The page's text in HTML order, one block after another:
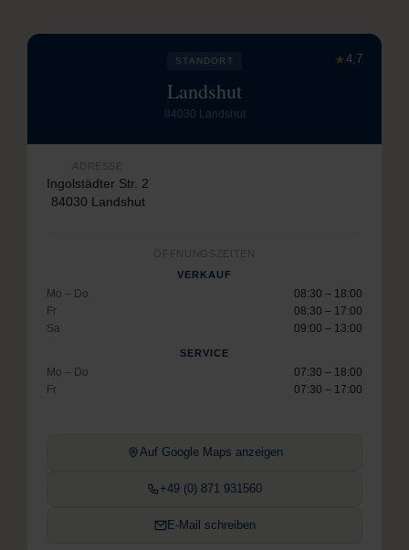
★4,7
STANDORT
Landshut
84030 Landshut
ADRESSE
Ingolstädter Str. 2
84030 Landshut
ÖFFNUNGSZEITEN
VERKAUF
Mo – Do
08:30 – 18:00
Fr
08:30 – 17:00
Sa
09:00 – 13:00
SERVICE
Mo – Do
07:30 – 18:00
Fr
07:30 – 17:00
Auf Google Maps anzeigen
+49 (0) 871 931560
E-Mail schreiben